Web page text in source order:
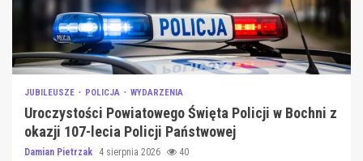
JUBILEUSZE POLICJA WYDARZENIA
Uroczystości Powiatowego Święta Policji w Bochni z
okazji 107-lecia Policji Państwowej
Damian Pietrzak 4 sierpnia 2026 40